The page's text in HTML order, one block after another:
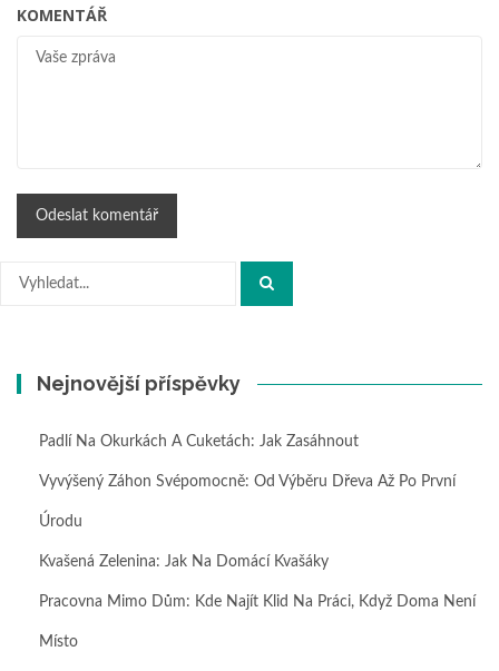
KOMENTÁŘ
Hledat:
Nejnovější příspěvky
Padlí Na Okurkách A Cuketách: Jak Zasáhnout
Vyvýšený Záhon Svépomocně: Od Výběru Dřeva Až Po První
Úrodu
Kvašená Zelenina: Jak Na Domácí Kvašáky
Pracovna Mimo Dům: Kde Najít Klid Na Práci, Když Doma Není
Místo